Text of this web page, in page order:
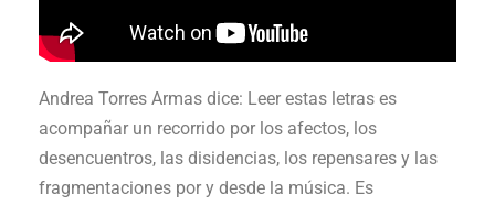
Andrea Torres Armas dice: Leer estas letras es
acompañar un recorrido por los afectos, los
desencuentros, las disidencias, los repensares y las
fragmentaciones por y desde la música. Es